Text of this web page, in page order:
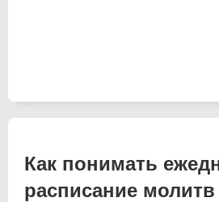
Как понимать
расписание молитв